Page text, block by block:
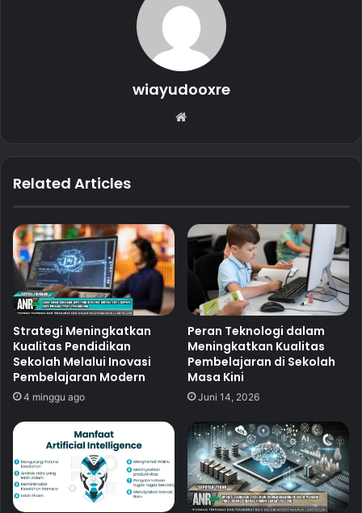
wiayudooxre
Related Articles
Strategi Meningkatkan
Kualitas Pendidikan
Sekolah Melalui Inovasi
Pembelajaran Modern
4 minggu ago
Peran Teknologi dalam
Meningkatkan Kualitas
Pembelajaran di Sekolah
Masa Kini
Juni 14, 2026